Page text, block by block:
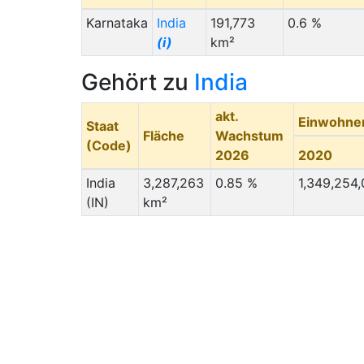
Karnataka
India
(i)
191,773
km²
0.6 %
Gehört zu India
Staat
(Code)
Fläche
akt.
Wachstum
2026
2020
India
(IN)
3,287,263
km²
0.85 %